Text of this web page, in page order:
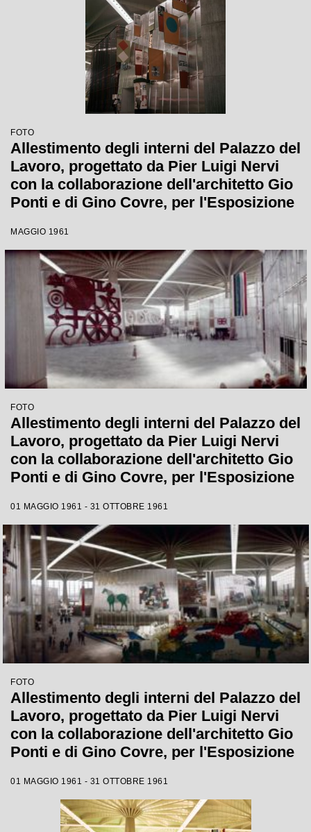
FOTO
Allestimento degli interni del Palazzo del
Lavoro, progettato da Pier Luigi Nervi
con la collaborazione dell'architetto Gio
Ponti e di Gino Covre, per l'Esposizione
MAGGIO 1961
FOTO
Allestimento degli interni del Palazzo del
Lavoro, progettato da Pier Luigi Nervi
con la collaborazione dell'architetto Gio
Ponti e di Gino Covre, per l'Esposizione
Torino dal 1 maggio al 31 ottobre 1961
01 MAGGIO 1961 - 31 OTTOBRE 1961
FOTO
Allestimento degli interni del Palazzo del
Lavoro, progettato da Pier Luigi Nervi
con la collaborazione dell'architetto Gio
Ponti e di Gino Covre, per l'Esposizione
Torino dal 1 maggio al 31 ottobre 1961
01 MAGGIO 1961 - 31 OTTOBRE 1961